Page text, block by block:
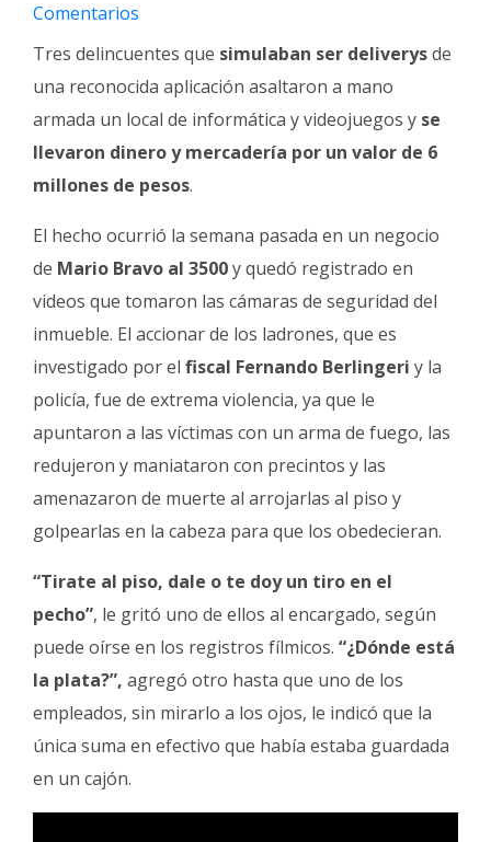
Clasificados
Fúnebres
Comentarios
Tres delincuentes que simulaban ser deliverysde
una reconocida aplicación asaltaron a mano
armada un local de informática y videojuegos y se
llevaron dinero y mercadería por un valor de 6
millones de pesos.
El hecho ocurrió la semana pasada en un negocio
de Mario Bravo al 3500y quedó registrado en
videos que tomaron las cámaras de seguridad del
inmueble. El accionar de los ladrones, que es
investigado por el fiscal Fernando Berlingeri y la
policía, fue de extrema violencia, ya que le
apuntaron a las víctimas con un arma de fuego, las
redujeron y maniataron con precintos y las
amenazaron de muerte al arrojarlas al piso y
golpearlas en la cabeza para que los obedecieran.
“Tirate al piso, dale o te doy un tiro en el
pecho”, le gritó uno de ellos al encargado, según
puede oírse en los registros fílmicos. “¿Dónde está
la plata?”, agregó otro hasta que uno de los
empleados, sin mirarlo a los ojos, le indicó que la
única suma en efectivo que había estaba guardada
en un cajón.